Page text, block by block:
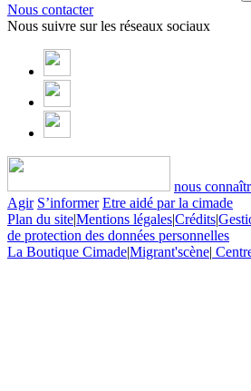
Nous contacter
Nous suivre sur les réseaux sociaux
nous
Agir S’informer Etre aidé par la cimade
Plan du site|Mentions légales|Crédits|
de protection des données personnelles
La Boutique Cimade|Migrant'scène|